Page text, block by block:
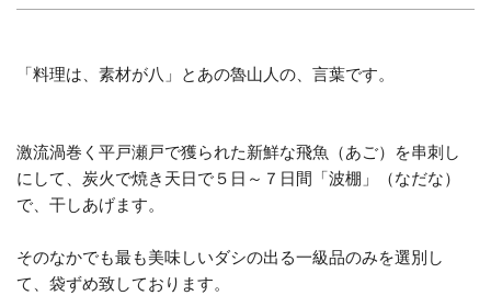
「料理は、素材が八」とあの魯山人の、言葉です。
激流渦巻く平戸瀬戸で獲られた新鮮な飛魚（あご）を串刺し
にして、炭火で焼き天日で５日～７日間「波棚」（なだな）
で、干しあげます。
そのなかでも最も美味しいダシの出る一級品のみを選別し
て、袋ずめ致しております。